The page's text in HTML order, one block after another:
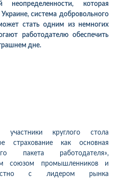
которая
система добровольного
стать одним из немногих
работодателю обеспечить
дне.
круглого стола
страхование как основная
пакета работодателя»,
союзом промышленников и
с лидером рынка